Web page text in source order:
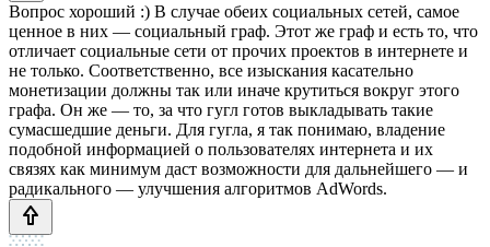
Вопрос хороший :) В случае обеих социальных сетей, самое
ценное в них — социальный граф. Этот же граф и есть то, что
отличает социальные сети от прочих проектов в интернете и
не только. Соответственно, все изыскания касательно
монетизации должны так или иначе крутиться вокруг этого
графа. Он же — то, за что гугл готов выкладывать такие
сумасшедшие деньги. Для гугла, я так понимаю, владение
подобной информацией о пользователях интернета и их
связях как минимум даст возможности для дальнейшего — и
радикального — улучшения алгоритмов AdWords.